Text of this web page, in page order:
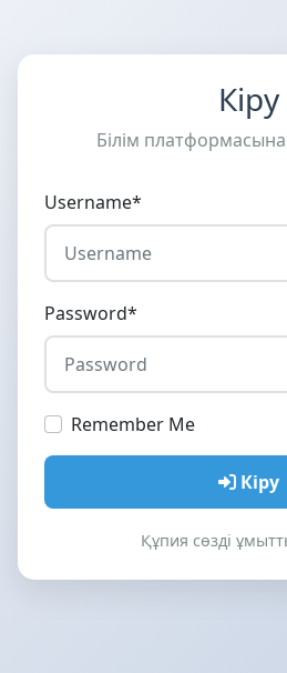
Кіру
Білім
Username*
Password*
Remember Me
Кіру
Құпия сөзді